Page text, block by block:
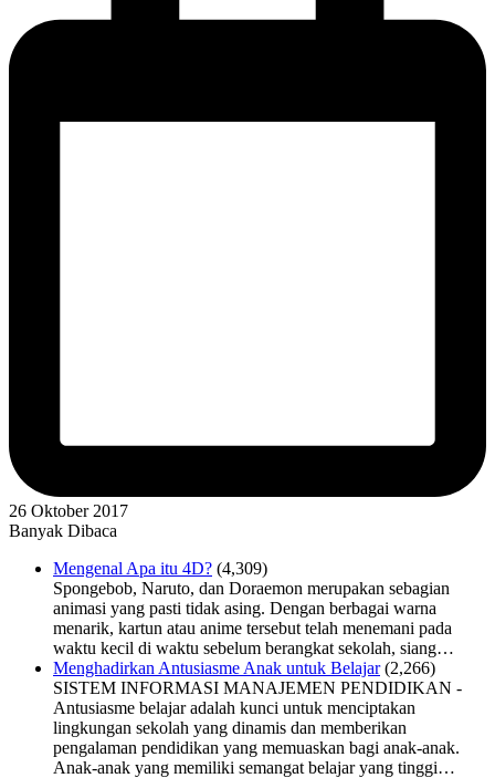
26 Oktober 2017
Banyak Dibaca
Mengenal Apa itu 4D? (4,309)
Spongebob, Naruto, dan Doraemon merupakan sebagian
animasi yang pasti tidak asing. Dengan berbagai warna
menarik, kartun atau anime tersebut telah menemani pada
waktu kecil di waktu sebelum berangkat sekolah, siang…
Menghadirkan Antusiasme Anak untuk Belajar (2,266)
SISTEM INFORMASI MANAJEMEN PENDIDIKAN -
Antusiasme belajar adalah kunci untuk menciptakan
lingkungan sekolah yang dinamis dan memberikan
pengalaman pendidikan yang memuaskan bagi anak-anak.
Anak-anak yang memiliki semangat belajar yang tinggi…